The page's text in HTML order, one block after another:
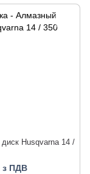
Husqvarna 14 /
з ПДВ